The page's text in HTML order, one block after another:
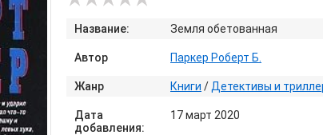
Название: Земля обетованная
Автор Паркер Роберт Б.
Жанр Книги / Детективы и
Дата
добавления:
17 март 2020